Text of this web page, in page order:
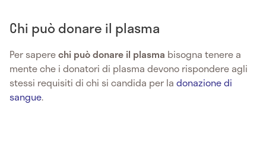
Chi può donare il plasma
Per saperechi può donare il plasma bisogna tenere a
mente che i donatori di plasma devono rispondere agli
stessi requisiti di chi si candida per la donazione di
sangue.